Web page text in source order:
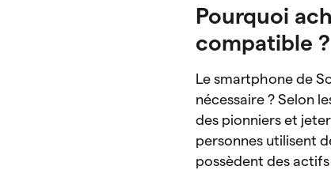
Pourquoi
compatible
Le smartphone de
nécessaire ? Selon
des pionniers et
personnes utilisent
possèdent des